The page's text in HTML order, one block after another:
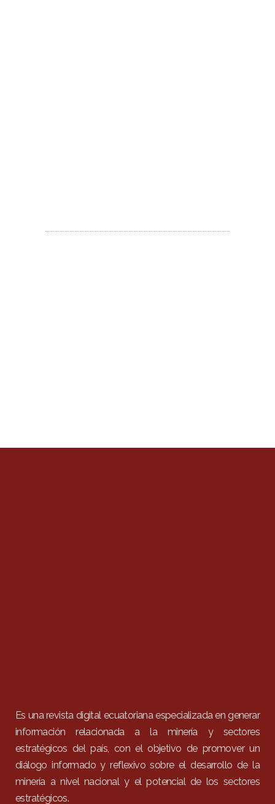
Es una revista digital ecuatoriana especializada en generar
información relacionada a la minería y sectores
estratégicos del país, con el objetivo de promover un
diálogo informado y reflexivo sobre el desarrollo de la
minería a nivel nacional y el potencial de los sectores
estratégicos.